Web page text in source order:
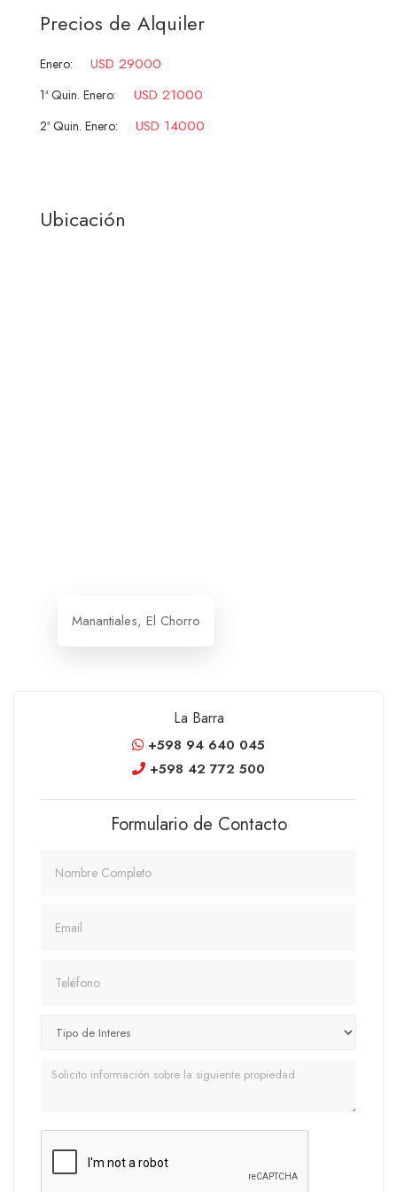
Precios de Alquiler
Enero: USD 29000
1ª Quin. Enero: USD 21000
2ª Quin. Enero: USD 14000
Ubicación
Manantiales, El Chorro
La Barra
+598 94 640 045
+598 42 772 500
Formulario de Contacto
Mensaje